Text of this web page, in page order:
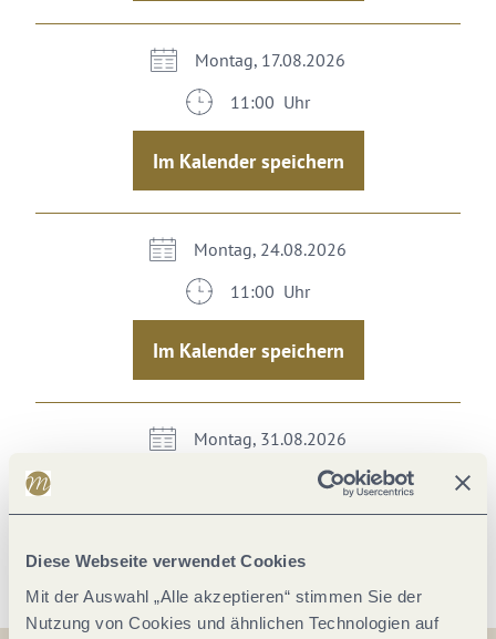
Diese Webseite verwendet Cookies
Mit der Auswahl „Alle akzeptieren“ stimmen Sie der
Nutzung von Cookies und ähnlichen Technologien auf
Montag, 17.08.2026
11:00 Uhr
Im Kalender speichern
Montag, 24.08.2026
11:00 Uhr
Im Kalender speichern
Montag, 31.08.2026